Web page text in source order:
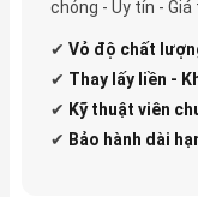
chóng - Uy tín - Giá
✔ Vỏ độ chất
✔ Thay lấy liền -
✔ Kỹ thuật viên
✔ Bảo hành dài